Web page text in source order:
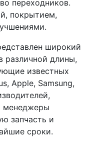
переходников.
покрытием,
широкий
различной длины,
известных
Apple, Samsung,
менеджеры
запчасть и
сроки.